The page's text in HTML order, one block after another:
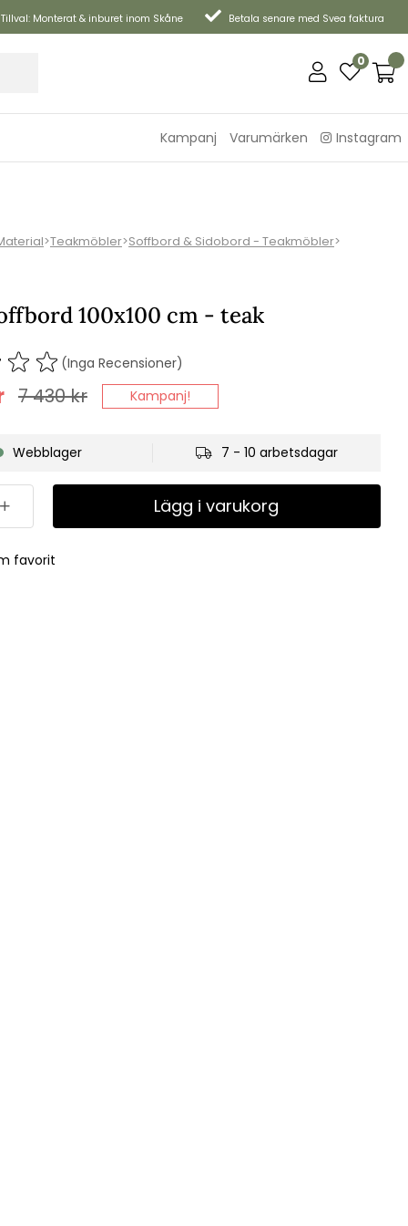
Tillval: Monterat & inburet inom Skåne Betala senare med Svea faktura
0
Kampanj Varumärken Instagram
>Teakmöbler>Soffbord & Sidobord - Teakmöbler>
100x100 cm - teak
(Inga Recensioner)
7 430kr Kampanj!
Webblager 7 - 10 arbetsdagar
Lägg i varukorg
favorit